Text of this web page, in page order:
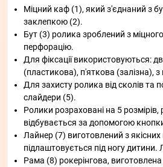
Міцний каф (1), який з'єднаний з
заклепкою (2).
Бут (3) ролика зроблений з
перфорацію.
Для фіксації використовуються:
(пластикова), п'яткова (залізна),
Для захисту ролика від сколів та
слайдери (5).
Ролики розраховані на 5
відбувається за допомогою
Лайнер (7) виготовлений з якісних
підлаштовується під ногу
Рама (8) рокерінгова,